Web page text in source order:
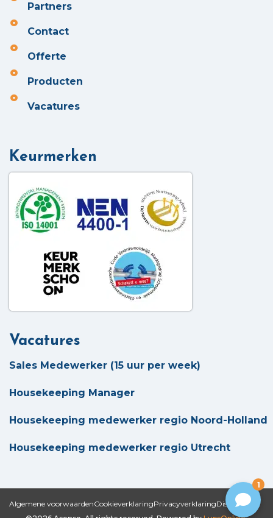
Partners
Contact
Offerte
Producten
Vacatures
Keurmerken
Vacatures
Sales Medewerker (15 uur per week)
Housekeeping Manager
Housekeeping medewerker regio Noord-Holland
Housekeeping medewerker regio Utrecht
Algemene voorwaardenCookieverklaringPrivacyverklaringDisclaimer
1